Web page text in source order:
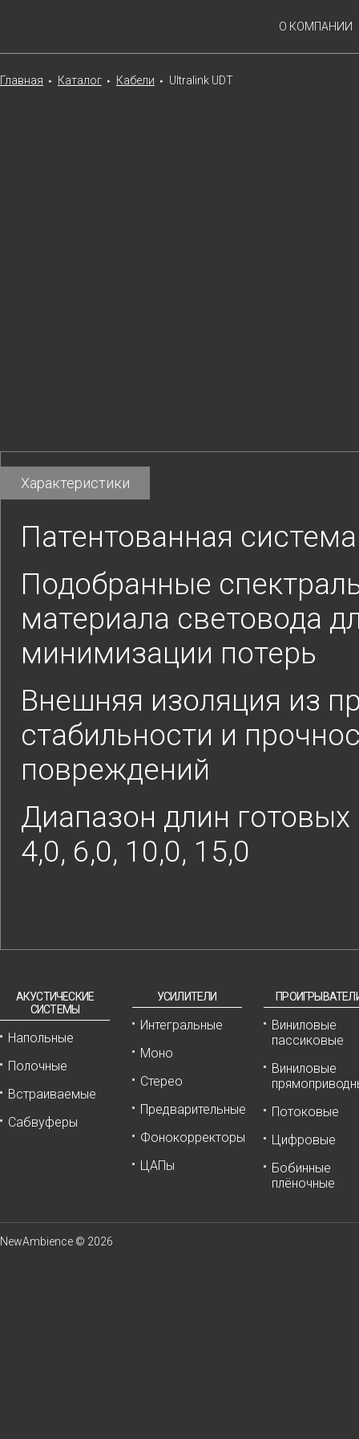
О КОМПАНИИ
Главная ► Каталог ► Кабели ► Ultralink UDT
Характеристики
Патентованная
Подобранные
материала световода
минимизации потерь
Внешняя изоляция из
стабильности и
повреждений
Диапазон длин
4,0, 6,0, 10,0, 15,0
АКУСТИЧЕСКИЕ
СИСТЕМЫ
Напольные
Полочные
Встраиваемые
Сабвуферы
УСИЛИТЕЛИ
Интегральные
Моно
Стерео
Предварительные
Фонокорректоры
ЦАПы
Виниловые
пассиковые
Виниловые
Потоковые
Цифровые
Бобинные
плёночные
NewAmbience © 2026